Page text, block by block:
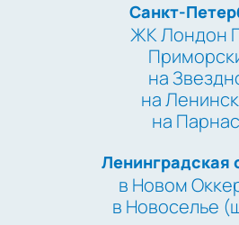
Санкт-
ЖК Лондон
на
на
на
Ленинградская
в Новом
в Новоселье